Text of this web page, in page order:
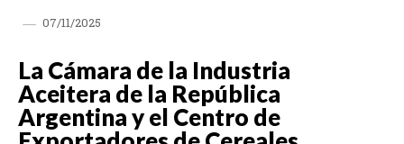
07/11/2025
La Cámara de la Industria
Aceitera de la República
Argentina y el Centro de